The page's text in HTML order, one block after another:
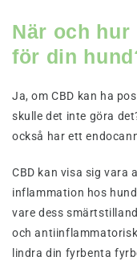
När och hur
för din
Ja, om CBD kan ha
skulle det inte göra
också har ett
CBD kan visa sig vara
inflammation hos
vare dess
och
lindra din fyrbenta